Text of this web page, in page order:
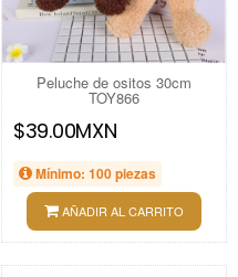
Peluche de ositos 30cm
TOY866
$39.00MXN
Mínimo: 100 piezas
AÑADIR AL CARRITO